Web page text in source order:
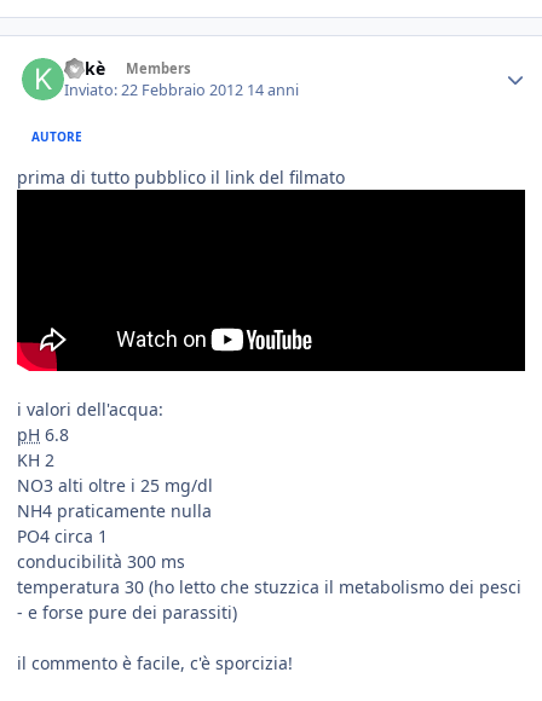
Kekè Members
Inviato:22 Febbraio 2012 14 anni
AUTORE
prima di tutto pubblico il link del filmato
i valori dell'acqua:
pH 6.8
KH 2
NO3 alti oltre i 25 mg/dl
NH4 praticamente nulla
PO4 circa 1
conducibilità 300 ms
temperatura 30 (ho letto che stuzzica il metabolismo dei pesci
- e forse pure dei parassiti)
il commento è facile, c'è sporcizia!